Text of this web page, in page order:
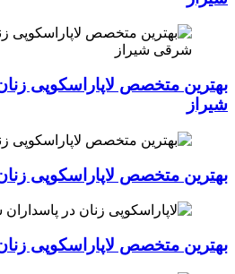
بهترین متخصص لاپاراسکوپی
شیراز
بهترین متخصص لاپاراسکوپی
بهترین متخصص لاپاراسکوپی